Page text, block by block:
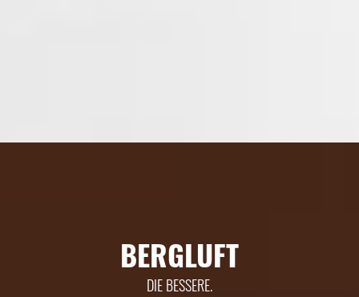
BERGLUFT
DIE BESSERE.